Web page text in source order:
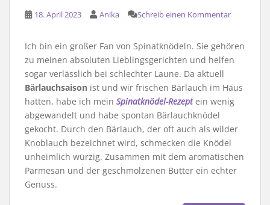
18. April 2023 Anika Schreib einen Kommentar
Ich bin ein großer Fan von Spinatknödeln. Sie gehören
zu meinen absoluten Lieblingsgerichten und helfen
sogar verlässlich bei schlechter Laune. Da aktuell
Bärlauchsaison ist und wir frischen Bärlauch im Haus
hatten, habe ich mein Spinatknödel-Rezeptein wenig
abgewandelt und habe spontan Bärlauchknödel
gekocht. Durch den Bärlauch, der oft auch als wilder
Knoblauch bezeichnet wird, schmecken die Knödel
unheimlich würzig. Zusammen mit dem aromatischen
Parmesan und der geschmolzenen Butter ein echter
Genuss.